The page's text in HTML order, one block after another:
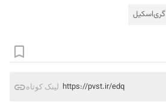
گری‌اسکیل
لینک کوتاه https://pvst.ir/edq